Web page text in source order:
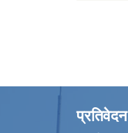
प्रतिवेदन